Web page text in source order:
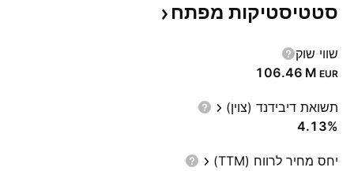
סטטיסטיקות מפתח
שווי שוק
‪106.46 M‬ EUR
תשואת דיבידנד (צוין)
4.13%
יחס מחיר לרווח (TTM)